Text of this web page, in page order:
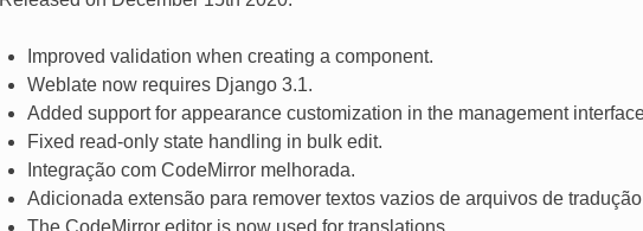
Improved validation when creating a component.
Weblate now requires Django 3.1.
Added support for appearance customization in the management
Fixed read-only state handling in bulk edit.
Integração com CodeMirror melhorada.
Adicionada extensão para remover textos vazios de arquivos de
The CodeMirror editor is now used for translations.